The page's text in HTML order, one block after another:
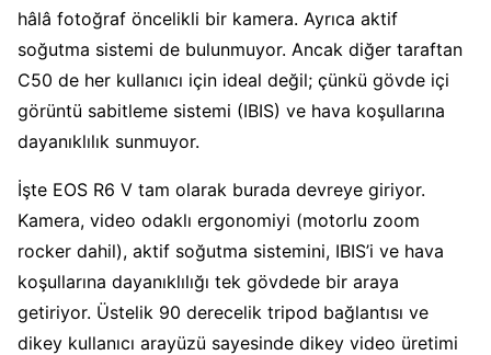
hâlâ fotoğraf öncelikli bir kamera. Ayrıca aktif
soğutma sistemi de bulunmuyor. Ancak diğer taraftan
C50 de her kullanıcı için ideal değil; çünkü gövde içi
görüntü sabitleme sistemi (IBIS) ve hava koşullarına
dayanıklılık sunmuyor.
İşte EOS R6 V tam olarak burada devreye giriyor.
Kamera, video odaklı ergonomiyi (motorlu zoom
rocker dahil), aktif soğutma sistemini, IBIS’i ve hava
koşullarına dayanıklılığı tek gövdede bir araya
getiriyor. Üstelik 90 derecelik tripod bağlantısı ve
dikey kullanıcı arayüzü sayesinde dikey video üretimi